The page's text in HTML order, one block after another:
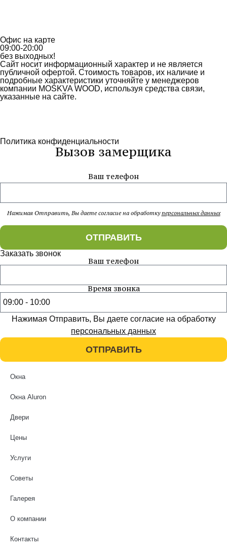
Офис на карте
09:00-20:00
без выходных!
Сайт носит информационный характер и не является
публичной офертой. Стоимость товаров, их наличие и
подробные характеристики уточняйте у менеджеров
компании MOSKVA WOOD, используя средства связи,
указанные на сайте.
Политика конфиденциальности
Вызов замерщика
Ваш телефон
Нажимая Отправить, Вы даете согласие на обработкуперсональных данных
ОТПРАВИТЬ
Заказать звонок
Ваш телефон
Время звонка
Нажимая Отправить, Вы даете согласие на обработку
персональных данных
ОТПРАВИТЬ
Окна
Окна Aluron
Двери
Цены
Услуги
Советы
Галерея
О компании
Контакты